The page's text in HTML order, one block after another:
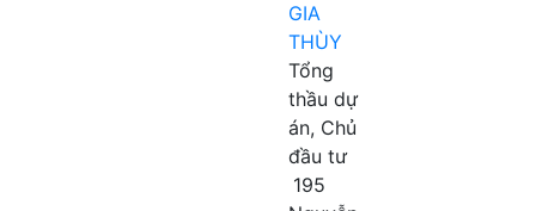
GIA
THÙY
Tổng
thầu dự
án, Chủ
đầu tư
195